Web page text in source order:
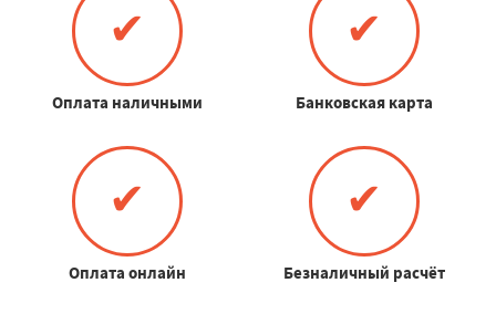
✔
Оплата наличными
✔
Банковская карта
✔
Оплата онлайн
✔
Безналичный расчёт